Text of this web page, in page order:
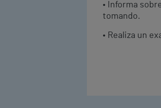
• Informa
tomando.
• Realiza un